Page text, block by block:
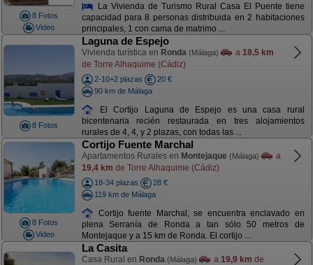
8 Fotos
Video
La Vivienda de Turismo Rural Casa El Puente tiene
capacidad para 8 personas distribuida en 2 habitaciones
principales, 1 con cama de matrimo ...
8 Fotos
Laguna de Espejo
Vivienda turística en Ronda (Málaga) a 18,5 km
de Torre Alhaquime (Cádiz)
2-10+2 plazas
20 €
90 km de Málaga
El Cortijo Laguna de Espejo es una casa rural
bicentenaria recién restaurada en tres alojamientos
rurales de 4, 4, y 2 plazas, con todas las ...
8 Fotos
Video
Cortijo Fuente Marchal
Apartamentos Rurales en Montejaque (Málaga)
a
19,4 km de Torre Alhaquime (Cádiz)
18-34 plazas
28 €
119 km de Málaga
Cortijo fuente Marchal, se encuentra enclavado en
plena Serranía de Ronda a tan sólo 50 metros de
Montejaque y a 15 km de Ronda. El cortijo ...
La Casita
Casa Rural en Ronda (Málaga) a 19,9 km de